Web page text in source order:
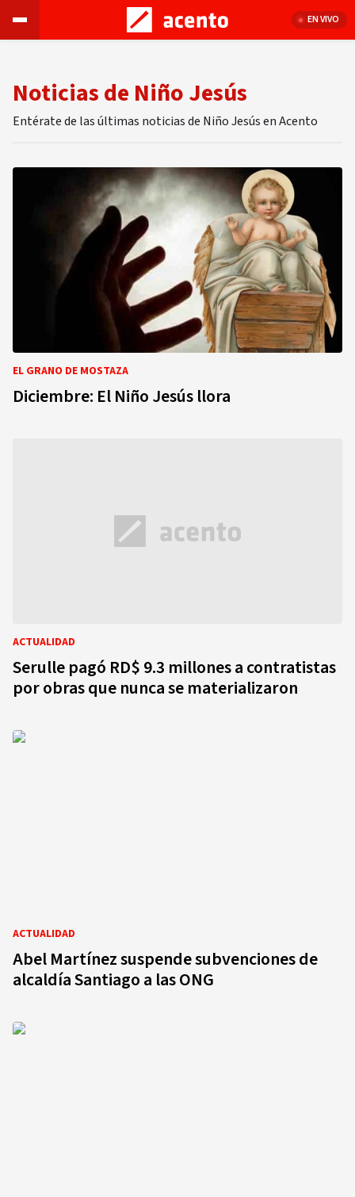
EN VIVO
Noticias de Niño Jesús
Entérate de las últimas noticias de Niño Jesús en Acento
EL GRANO DE MOSTAZA
Diciembre: El Niño Jesús llora
ACTUALIDAD
Serulle pagó RD$ 9.3 millones a contratistas
por obras que nunca se materializaron
ACTUALIDAD
Abel Martínez suspende subvenciones de
alcaldía Santiago a las ONG